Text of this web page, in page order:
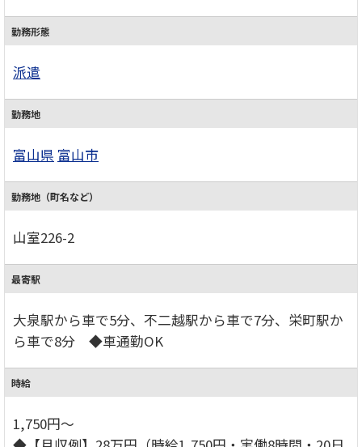
勤務形態
派遣
勤務地
富山県 富山市
勤務地（町名など）
山室226-2
最寄駅
大泉駅から車で5分、不二越駅から車で7分、栄町駅か
ら車で8分 ◆車通勤OK
時給
1,750円～